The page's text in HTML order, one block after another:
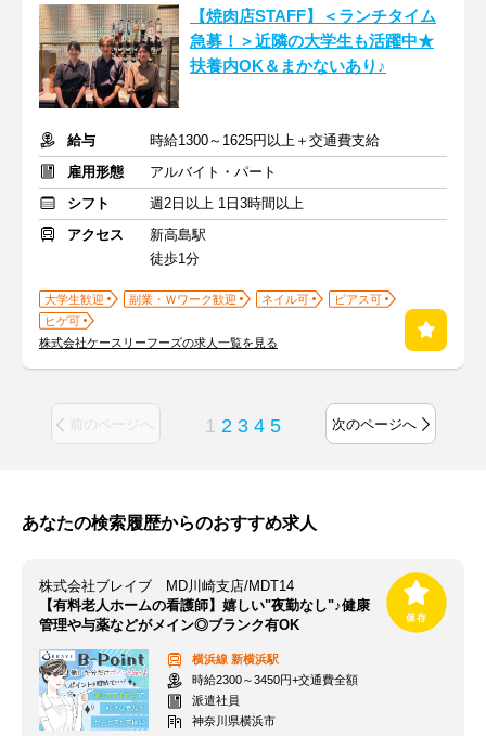
【焼肉店STAFF】＜ランチタイム
急募！＞近隣の大学生も活躍中★
扶養内OK＆まかないあり♪
給与
時給1300～1625円以上＋交通費支給
雇用形態
アルバイト・パート
シフト
週2日以上 1日3時間以上
アクセス
新高島駅
徒歩1分
大学生歓迎 副業・Ｗワーク歓迎 ネイル可
ピアス可
ヒゲ可
株式会社ケースリーフーズの求人一覧を見る
前のページへ 1 2 3 4 5 次のページへ
あなたの検索履歴からのおすすめ求人
株式会社ブレイブ MD川崎支店/MDT14
【有料老人ホームの看護師】嬉しい"夜勤なし"♪健康
管理や与薬などがメイン◎ブランク有OK
横浜線 新横浜駅
時給2300～3450円+交通費全額
派遣社員
神奈川県横浜市